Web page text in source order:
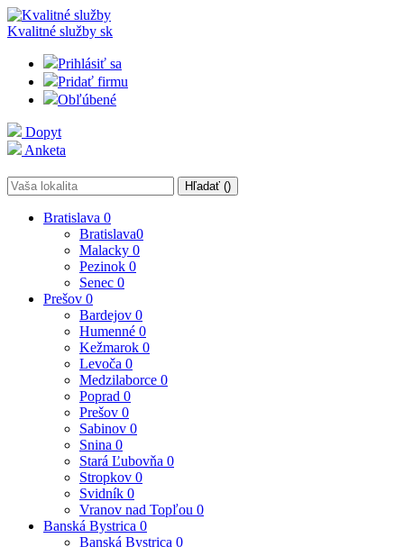
Kvalitné služby sk
Prihlásiť sa
Pridať firmu
Obľúbené
Dopyt
Anketa
Hľadať ()
Bratislava 0
Bratislava0
Malacky 0
Pezinok 0
Senec 0
Prešov 0
Bardejov 0
Humenné 0
Kežmarok 0
Levoča 0
Medzilaborce 0
Poprad 0
Prešov 0
Sabinov 0
Snina 0
Stará Ľubovňa 0
Stropkov 0
Svidník 0
Vranov nad Topľou 0
Banská Bystrica 0
Banská Bystrica 0